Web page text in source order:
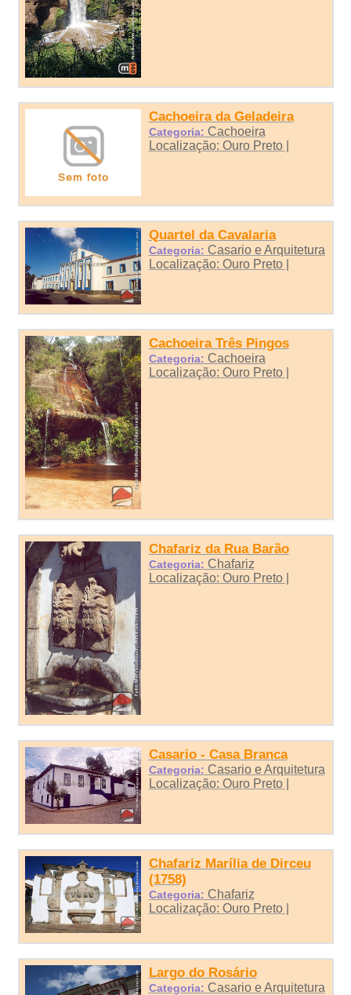
Cachoeira da Geladeira
Categoria: Cachoeira
Localização: Ouro Preto |
Quartel da Cavalaria
Categoria: Casario e Arquitetura
Localização: Ouro Preto |
Cachoeira Três Pingos
Categoria: Cachoeira
Localização: Ouro Preto |
Chafariz da Rua Barão
Categoria: Chafariz
Localização: Ouro Preto |
Casario - Casa Branca
Categoria: Casario e Arquitetura
Localização: Ouro Preto |
Chafariz Marília de Dirceu
(1758)
Categoria: Chafariz
Localização: Ouro Preto |
Largo do Rosário
Categoria: Casario e Arquitetura